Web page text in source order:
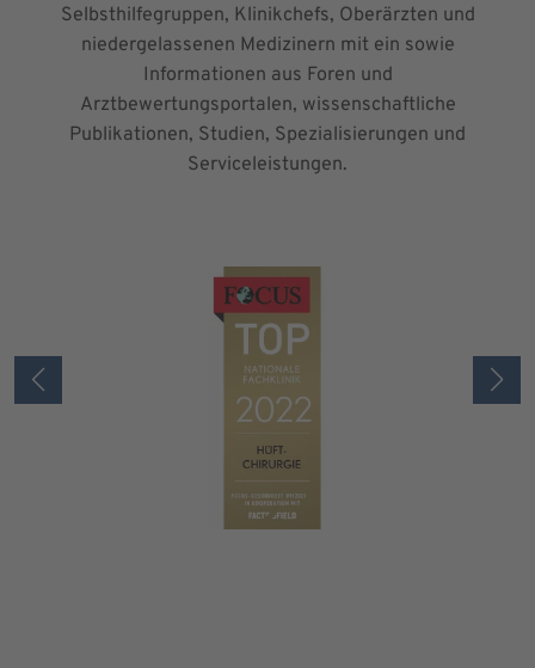
Selbsthilfegruppen, Klinikchefs, Oberärzten und
niedergelassenen Medizinern mit ein sowie
Informationen aus Foren und
Arztbewertungsportalen, wissenschaftliche
Publikationen, Studien, Spezialisierungen und
Serviceleistungen.